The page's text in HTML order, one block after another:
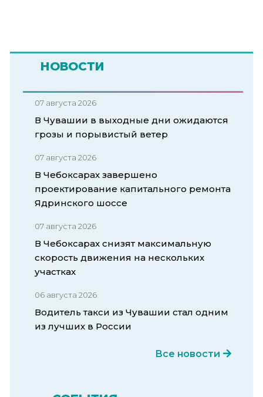
НОВОСТИ
07 августа 2026
В Чувашии в выходные дни ожидаются
грозы и порывистый ветер
07 августа 2026
В Чебоксарах завершено
проектирование капитального ремонта
Ядринского шоссе
07 августа 2026
В Чебоксарах снизят максимальную
скорость движения на нескольких
участках
06 августа 2026
Водитель такси из Чувашии стал одним
из лучших в России
Все новости